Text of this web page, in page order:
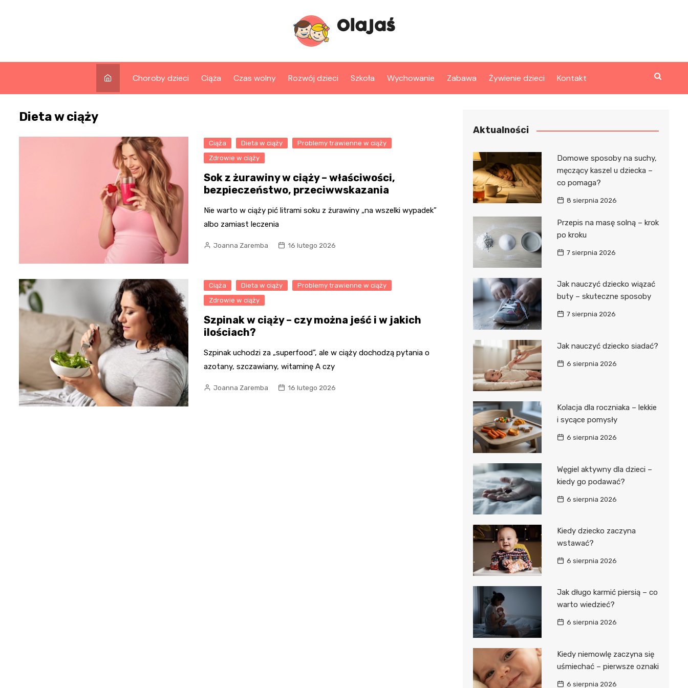
Choroby dzieci Ciąża Czas wolny Rozwój dzieci Szkoła Wychowanie Zabawa Żywienie dzieci Kontakt
Dieta w ciąży
Ciąża Dieta w ciąży
Problemy trawienne w ciąży
Zdrowie w ciąży
Sok z żurawiny w ciąży – właściwości,
bezpieczeństwo, przeciwwskazania
Nie warto w ciąży pić litrami soku z żurawiny „na wszelki wypadek”
albo zamiast leczenia
Joanna Zaremba 16 lutego 2026
Ciąża Dieta w ciąży
Problemy trawienne w ciąży
Zdrowie w ciąży
Szpinak w ciąży – czy można jeść i w jakich
ilościach?
Szpinak uchodzi za „superfood”, ale w ciąży dochodzą pytania o
azotany, szczawiany, witaminę A czy
Joanna Zaremba 16 lutego 2026
Aktualności
Domowe sposoby na suchy,
męczący kaszel u dziecka –
co pomaga?
8 sierpnia 2026
Przepis na masę solną – krok
po kroku
7 sierpnia 2026
Jak nauczyć dziecko wiązać
buty – skuteczne sposoby
7 sierpnia 2026
Jak nauczyć dziecko siadać?
6 sierpnia 2026
Kolacja dla roczniaka – lekkie
i sycące pomysły
6 sierpnia 2026
Węgiel aktywny dla dzieci –
kiedy go podawać?
6 sierpnia 2026
Kiedy dziecko zaczyna
wstawać?
6 sierpnia 2026
Jak długo karmić piersią – co
warto wiedzieć?
6 sierpnia 2026
Kiedy niemowlę zaczyna się
uśmiechać – pierwsze oznaki
6 sierpnia 2026